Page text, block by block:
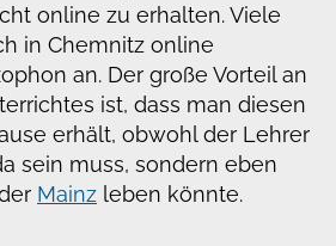
online zu erhalten. Viele
in Chemnitz online
an. Der große Vorteil an
ist, dass man diesen
erhält, obwohl der Lehrer
sein muss, sondern eben
Mainz leben könnte.